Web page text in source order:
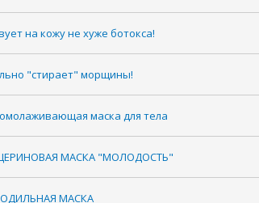
на кожу не хуже ботокса!
"стирает" морщины!
маска для тела
МАСКА "МОЛОДОСТЬ"
МАСКА